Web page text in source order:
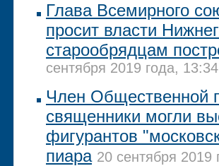
Глава Всемирного
просит власти
старообрядцам
сентября 2019 года, 13:34
Член Общественной
священники могли
фигурантов
пиара 20 сентября 2019